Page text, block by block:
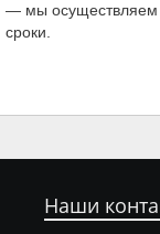
— мы осуществляем
сроки.
Наши